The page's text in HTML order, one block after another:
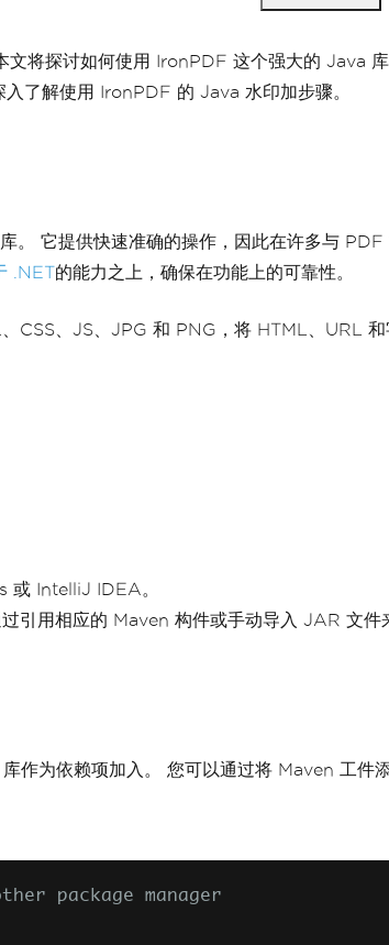
文将探讨如何使用 IronPDF 这个强大的 Java
了解使用 IronPDF 的 Java 水印加步骤。
。 它提供快速准确的操作，因此在许多与 PDF
.NET的能力之上，确保在功能上的可靠性。
CSS、JS、JPG 和 PNG，将 HTML、URL
或 IntelliJ IDEA。
引用相应的 Maven 构件或手动导入 JAR 文件
作为依赖项加入。 您可以通过将 Maven 工件
package manager